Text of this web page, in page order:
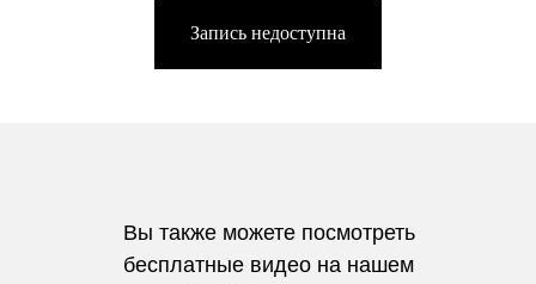
Запись недоступна
Вы также можете посмотреть
бесплатные видео на нашем